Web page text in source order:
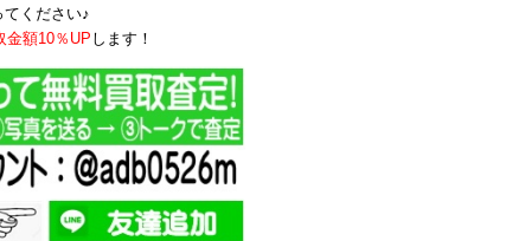
ください♪
金額10％UPします！